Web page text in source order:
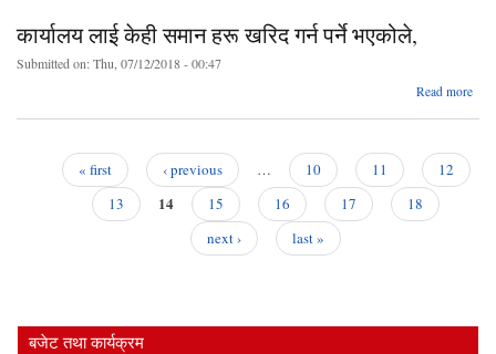
कार्यालय लाई केही समान हरू खरिद गर्न पर्ने भएकोले,
Submitted on:Thu, 07/12/2018 - 00:47
Read more
« first ‹ previous … 10 11
12
13
14 15 16 17
18
next ›
last »
बजेट तथा कार्यक्रम